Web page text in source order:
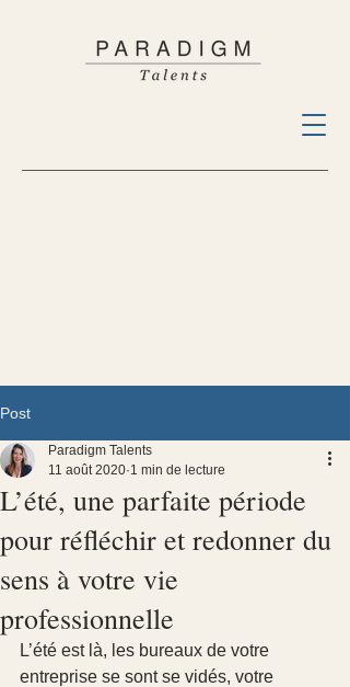
Post
L’été, une parfaite période
pour réfléchir et redonner du
sens à votre vie
professionnelle
Paradigm Talents
11 août 2020 1 min de lecture
L’été est là, les bureaux de votre
entreprise se sont se vidés, votre